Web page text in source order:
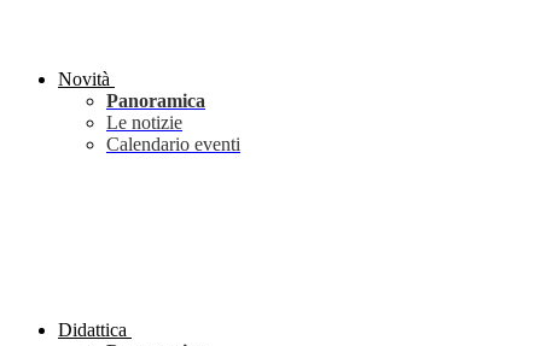
Novità
Panoramica
Le notizie
Calendario eventi
Didattica